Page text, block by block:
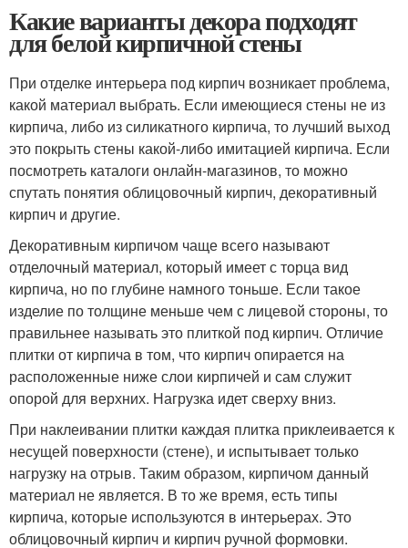
Какие варианты декора подходят
для белой кирпичной стены
При отделке интерьера под кирпич возникает проблема,
какой материал выбрать. Если имеющиеся стены не из
кирпича, либо из силикатного кирпича, то лучший выход
это покрыть стены какой-либо имитацией кирпича. Если
посмотреть каталоги онлайн-магазинов, то можно
спутать понятия облицовочный кирпич, декоративный
кирпич и другие.
Декоративным кирпичом чаще всего называют
отделочный материал, который имеет с торца вид
кирпича, но по глубине намного тоньше. Если такое
изделие по толщине меньше чем с лицевой стороны, то
правильнее называть это плиткой под кирпич. Отличие
плитки от кирпича в том, что кирпич опирается на
расположенные ниже слои кирпичей и сам служит
опорой для верхних. Нагрузка идет сверху вниз.
При наклеивании плитки каждая плитка приклеивается к
несущей поверхности (стене), и испытывает только
нагрузку на отрыв. Таким образом, кирпичом данный
материал не является. В то же время, есть типы
кирпича, которые используются в интерьерах. Это
облицовочный кирпич и кирпич ручной формовки.